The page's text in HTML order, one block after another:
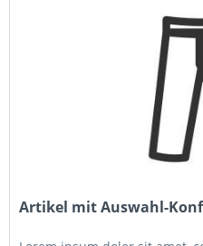
Artikel mit Auswahl-